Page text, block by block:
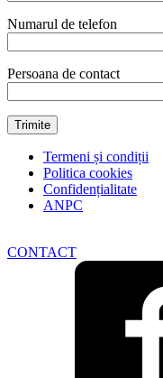
inoxidabil
quantity
Numarul de telefon
Persoana de contact
Termeni și condiții
Politica cookies
Confidențialitate
ANPC
CONTACT